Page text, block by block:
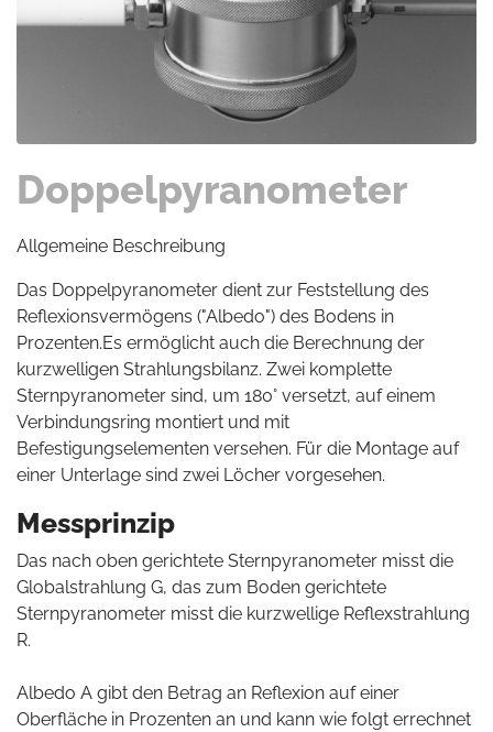
Doppelpyranometer
Allgemeine Beschreibung
Das Doppelpyranometer dient zur Feststellung des
Reflexionsvermögens ("Albedo") des Bodens in
Prozenten.Es ermöglicht auch die Berechnung der
kurzwelligen Strahlungsbilanz. Zwei komplette
Sternpyranometer sind, um 180° versetzt, auf einem
Verbindungsring montiert und mit
Befestigungselementen versehen. Für die Montage auf
einer Unterlage sind zwei Löcher vorgesehen.
Messprinzip
Das nach oben gerichtete Sternpyranometer misst die
Globalstrahlung G, das zum Boden gerichtete
Sternpyranometer misst die kurzwellige Reflexstrahlung
R.
Albedo A gibt den Betrag an Reflexion auf einer
Oberfläche in Prozenten an und kann wie folgt errechnet